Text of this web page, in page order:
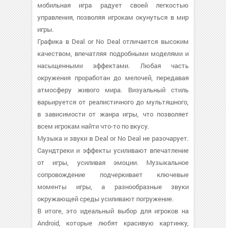
мобильная игра радует своей легкостью
управления, позволяя игрокам окунуться в мир
игры.
Графика в Deal or No Deal отличается высоким
качеством, впечатляя подробными моделями и
насыщенными эффектами. Любая часть
окружения проработан до мелочей, передавая
атмосферу живого мира. Визуальный стиль
варьируется от реалистичного до мультяшного,
в зависимости от жанра игры, что позволяет
всем игрокам найти что-то по вкусу.
Музыка и звуки в Deal or No Deal не разочарует.
Саундтреки и эффекты усиливают впечатление
от игры, усиливая эмоции. Музыкальное
сопровождение подчеркивает ключевые
моменты игры, а разнообразные звуки
окружающей среды усиливают погружение.
В итоге, это идеальный выбор для игроков на
Android, которые любят красивую картинку,